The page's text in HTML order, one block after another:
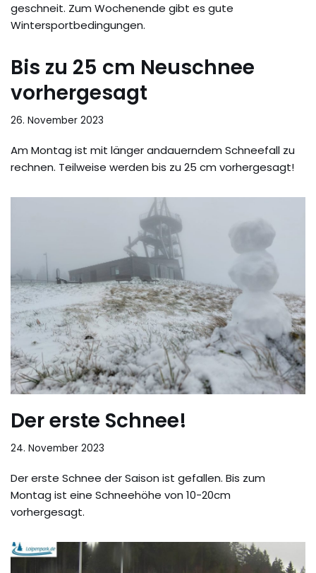
geschneit. Zum Wochenende gibt es gute
Wintersportbedingungen.
Bis zu 25 cm Neuschnee
vorhergesagt
26. November 2023
Am Montag ist mit länger andauerndem Schneefall zu
rechnen. Teilweise werden bis zu 25 cm vorhergesagt!
Der erste Schnee!
24. November 2023
Der erste Schnee der Saison ist gefallen. Bis zum
Montag ist eine Schneehöhe von 10-20cm
vorhergesagt.